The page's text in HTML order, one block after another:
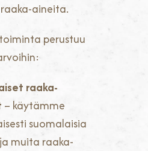
aineita.
perustuu
raaka-
– käytämme
suomalaisia
muita raaka-